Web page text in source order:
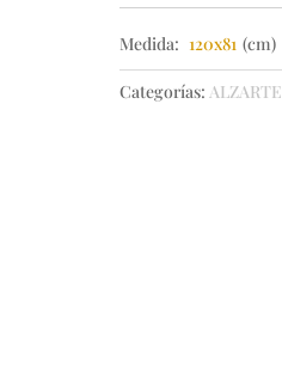
Medida: 120x81 (cm)
Categorías: ALZARTE